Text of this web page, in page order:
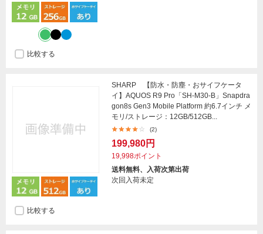
比較する
SHARP 【防水・防塵・おサイフケータ
イ】AQUOS R9 Pro「SH-M30-B」Snapdra
gon8s Gen3 Mobile Platform 約6.7インチ メ
モリ/ストレージ：12GB/512GB...
(2)
199,980円
19,998ポイント
送料無料、入荷次第出荷
次回入荷未定
比較する